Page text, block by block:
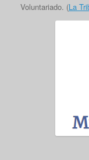
Voluntariado. (La